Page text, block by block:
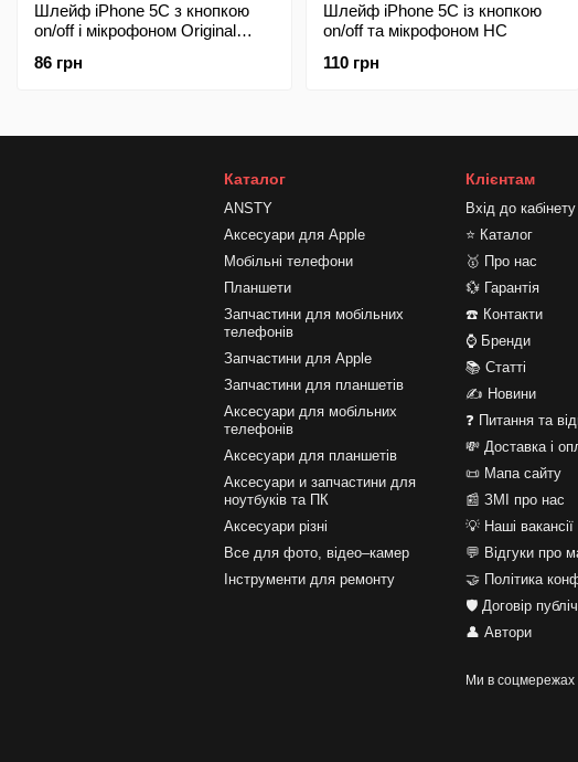
Шлейф iPhone 5C з кнопкою
on/off і мікрофоном Original
86 грн
Шлейф iPhone 5C із кнопкою
on/off та мікрофоном HC
110 грн
Каталог
ANSTY
Аксесуари для Apple
Мобільні телефони
Планшети
Запчастини для мобільних
телефонів
Запчастини для Apple
Запчастини для планшетів
Аксесуари для мобільних
телефонів
Аксесуари для планшетів
Аксесуари и запчастини для
ноутбуків та ПК
Аксесуари різні
Все для фото, відео–камер
Інструменти для ремонту
Клієнтам
Вхід до кабінету
⭐ Каталог
🥇 Про нас
💱 Гарантія
☎️ Контакти
⌚ Бренди
📚 Статті
✍ Новини
❓ Питання та
💸 Доставка і
📜 Мапа сайту
📰 ЗМІ про нас
💡 Наші вакансії
💬 Відгуки про
🤝 Політика
🛡️ Договір
👤 Автори
Ми в соцмережах